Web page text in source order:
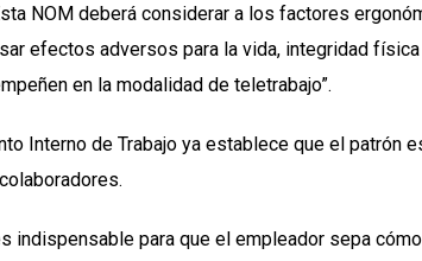
NOM deberá considerar a los factores
efectos adversos para la vida, integridad
en la modalidad de teletrabajo”.
Interno de Trabajo ya establece que el patrón
indispensable para que el empleador sepa